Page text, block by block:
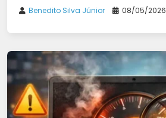
Benedito Silva Júnior 08/05/2026